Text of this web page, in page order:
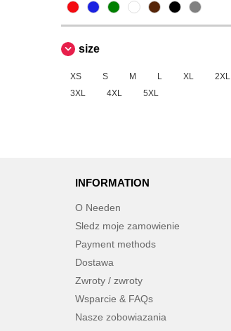
size
XS S M L XL
2XL
3XL
4XL 5XL
INFORMATION
O Needen
Sledz moje zamowienie
Payment methods
Dostawa
Zwroty / zwroty
Wsparcie & FAQs
Nasze zobowiazania